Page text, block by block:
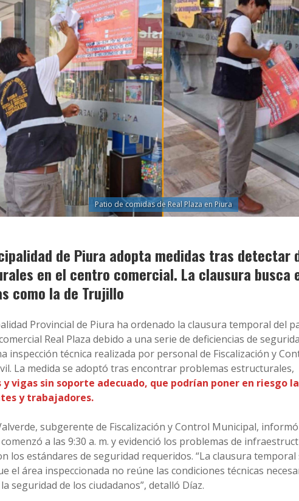
Patio de comidas de Real Plaza en Piura
de Piura adopta medidas tras detectar
en el centro comercial. La clausura busca
como la de Trujillo
Provincial de Piura ha ordenado la clausura temporal del
Real Plaza debido a una serie de deficiencias de
inspección técnica realizada por personal de Fiscalización y
La medida se adoptó tras encontrar problemas estructurales,
y vigas sin soporte adecuado, que podrían poner en riesgo
y trabajadores.
subgerente de Fiscalización y Control Municipal,
a las 9:30 a. m. y evidenció los problemas de
los estándares de seguridad requeridos. “La clausura temporal
el área inspeccionada no reúne las condiciones técnicas
seguridad de los ciudadanos”, detalló Díaz.